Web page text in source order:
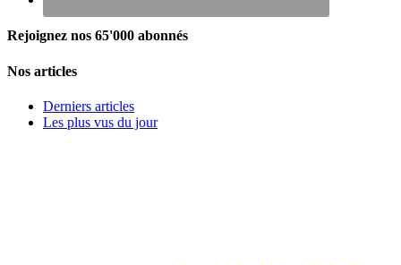
Rejoignez nos 65'000 abonnés
Nos articles
Derniers articles
Les plus vus du jour